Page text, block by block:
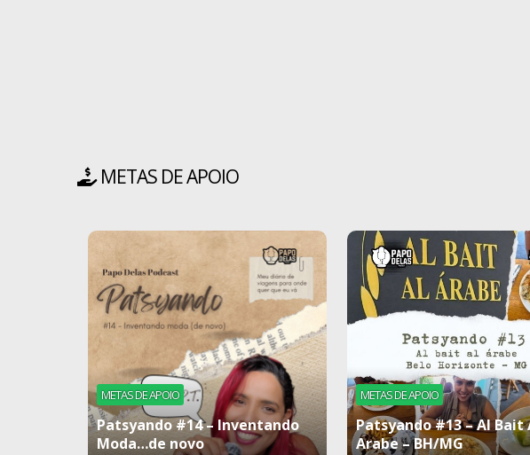
METAS DE APOIO
METAS DE APOIO
Patsyando #14 – Inventando
Moda…de novo
METAS DE APOIO
Patsyando #13 – Al Bait
Arabe – BH/MG